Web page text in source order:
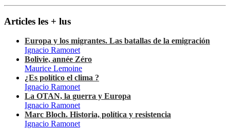
Articles les + lus
Europa y los migrantes. Las batallas de la emigración
Ignacio Ramonet
Bolivie, année Zéro
Maurice Lemoine
¿Es político el clima ?
Ignacio Ramonet
La OTAN, la guerra y Europa
Ignacio Ramonet
Marc Bloch. Historia, política y resistencia
Ignacio Ramonet